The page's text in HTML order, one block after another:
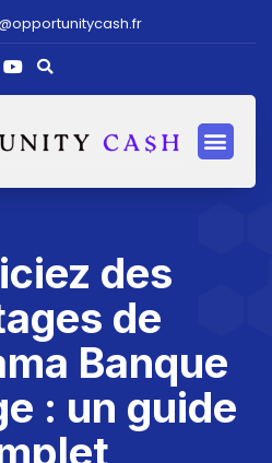
des
de
Banque
: un guide